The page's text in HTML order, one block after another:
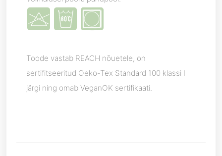
Toode vastab REACH nõuetele, on
sertifitseeritud Oeko-Tex Standard 100 klassi I
järgi ning omab VeganOK sertifikaati.